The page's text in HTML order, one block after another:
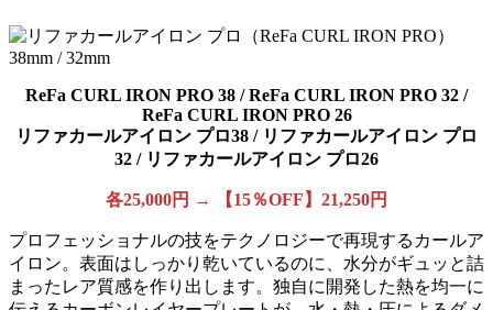
ReFa CURL IRON PRO 38 / ReFa CURL IRON PRO 32 /
ReFa CURL IRON PRO 26
リファカールアイロン プロ38 / リファカールアイロン プロ
32 / リファカールアイロン プロ26
各25,000円 → 【15％OFF】21,250円
プロフェッショナルの技をテクノロジーで再現するカールア
イロン。表面はしっかり乾いているのに、水分がギュッと詰
まったレア質感を作り出します。独自に開発した熱を均一に